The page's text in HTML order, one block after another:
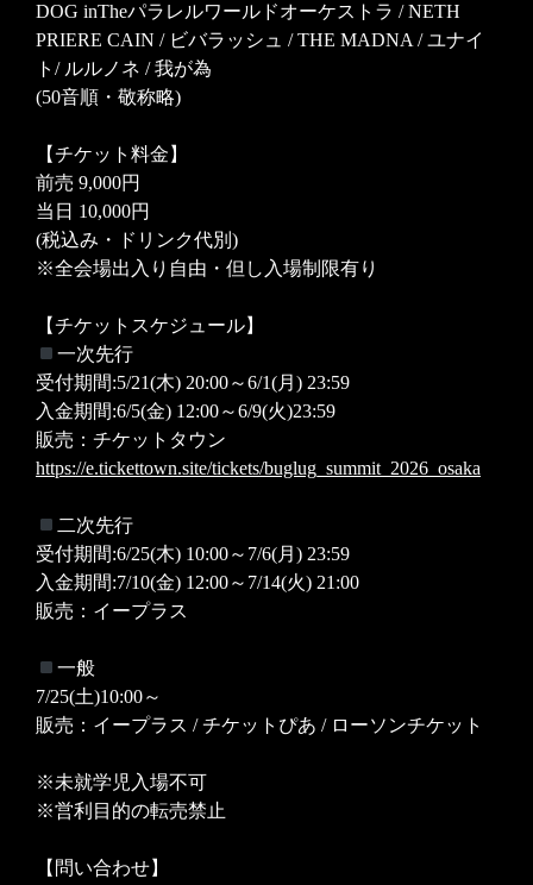
DOG inTheパラレルワールドオーケストラ / NETH
PRIERE CAIN / ビバラッシュ / THE MADNA / ユナイ
ト/ ルルノネ / 我が為
(50音順・敬称略)
【チケット料金】
前売 9,000円
当日 10,000円
(税込み・ドリンク代別)
※全会場出入り自由・但し入場制限有り
【チケットスケジュール】
一次先行
受付期間:5/21(木) 20:00～6/1(月) 23:59
入金期間:6/5(金) 12:00～6/9(火)23:59
販売：チケットタウン
https://e.tickettown.site/tickets/buglug_summit_2026_osaka
二次先行
受付期間:6/25(木) 10:00～7/6(月) 23:59
入金期間:7/10(金) 12:00～7/14(火) 21:00
販売：イープラス
一般
7/25(土)10:00～
販売：イープラス / チケットぴあ / ローソンチケット
※未就学児入場不可
※営利目的の転売禁止
【問い合わせ】